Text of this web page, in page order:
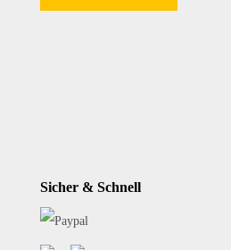
Sicher & Schnell